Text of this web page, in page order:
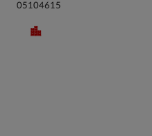
05104615